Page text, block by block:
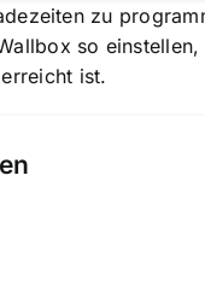
zu
so
ist.